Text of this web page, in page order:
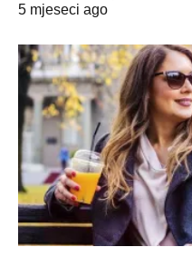
5 mjeseci ago